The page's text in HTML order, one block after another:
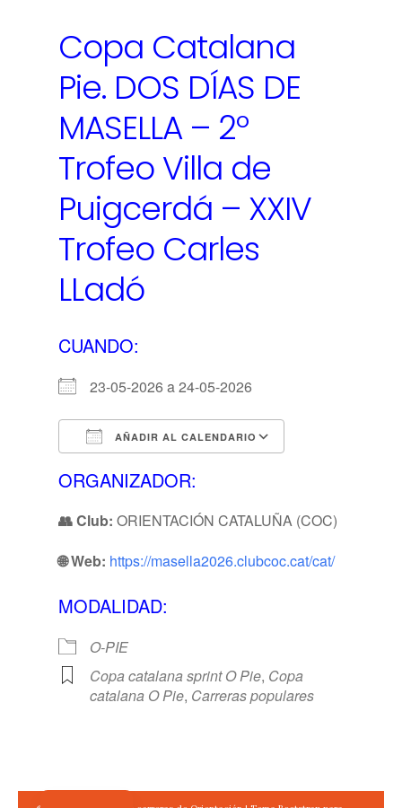
Copa Catalana
Pie. DOS DÍAS DE
MASELLA – 2º
Trofeo Villa de
Puigcerdá – XXIV
Trofeo Carles
LLadó
CUANDO:
23-05-2026 a 24-05-2026
AÑADIR AL CALENDARIO
Descargar ICS
ORGANIZADOR:
👥 Club: ORIENTACIÓN CATALUÑA (COC)
🌐 Web: https://masella2026.clubcoc.cat/cat/
MODALIDAD:
O-PIE
Copa catalana sprint O Pie, Copa
catalana O Pie, Carreras populares